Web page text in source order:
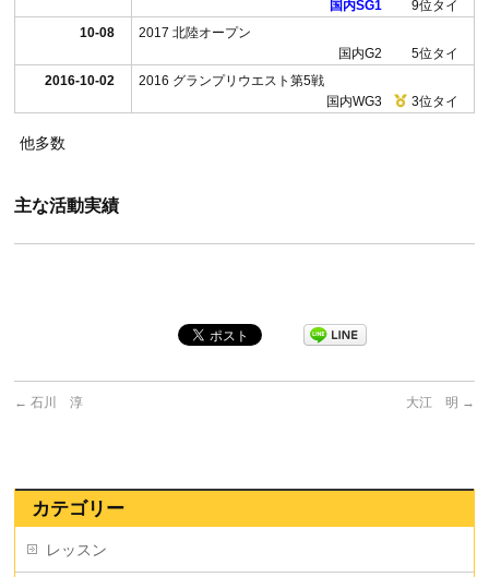
9位タイ
国内SG1
10-08
2017 北陸オープン
5位タイ
国内G2
2016-10-02
2016 グランプリウエスト第5戦
3位タイ
国内WG3
他多数
主な活動実績
← 石川 淳 大江 明 →
カテゴリー
レッスン